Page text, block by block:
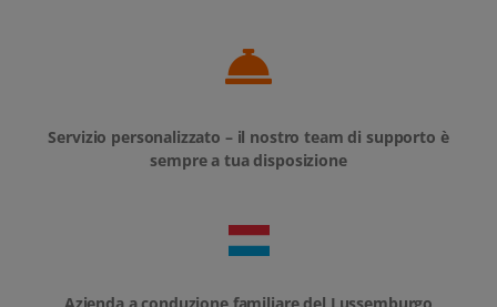
Servizio personalizzato – il nostro team di supporto è
sempre a tua disposizione